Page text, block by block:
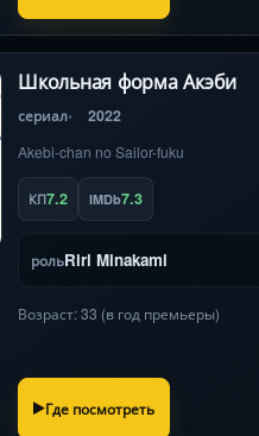
Школьная форма Акэби
сериал 2022
Akebi-chan no Sailor-fuku
КП7.2 IMDb7.3
рольRiri Minakami
Возраст: 33 (в год премьеры)
Где посмотреть